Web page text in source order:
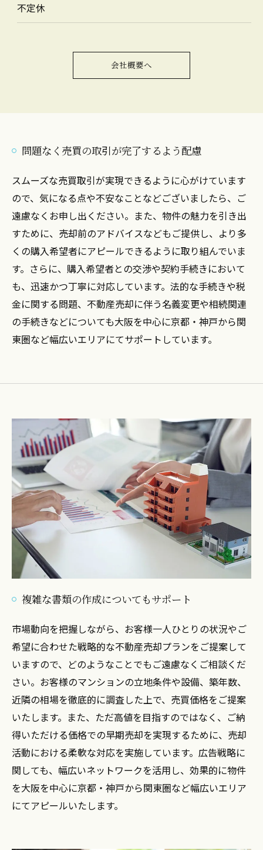
不定休
会社概要へ
問題なく売買の取引が完了するよう配慮
スムーズな売買取引が実現できるように心がけています
ので、気になる点や不安なことなどございましたら、ご
遠慮なくお申し出ください。また、物件の魅力を引き出
すために、売却前のアドバイスなどもご提供し、より多
くの購入希望者にアピールできるように取り組んでいま
す。さらに、購入希望者との交渉や契約手続きにおいて
も、迅速かつ丁寧に対応しています。法的な手続きや税
金に関する問題、不動産売却に伴う名義変更や相続関連
の手続きなどについても大阪を中心に京都・神戸から関
東圏など幅広いエリアにてサポートしています。
複雑な書類の作成についてもサポート
市場動向を把握しながら、お客様一人ひとりの状況やご
希望に合わせた戦略的な不動産売却プランをご提案して
いますので、どのようなことでもご遠慮なくご相談くだ
さい。お客様のマンションの立地条件や設備、築年数、
近隣の相場を徹底的に調査した上で、売買価格をご提案
いたします。また、ただ高値を目指すのではなく、ご納
得いただける価格での早期売却を実現するために、売却
活動における柔軟な対応を実施しています。広告戦略に
関しても、幅広いネットワークを活用し、効果的に物件
を大阪を中心に京都・神戸から関東圏など幅広いエリア
にてアピールいたします。